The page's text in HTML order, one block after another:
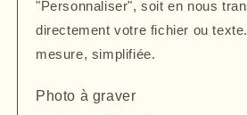
"Personnaliser", soit en nous
directement votre fichier ou
mesure, simplifiée.
Photo à graver